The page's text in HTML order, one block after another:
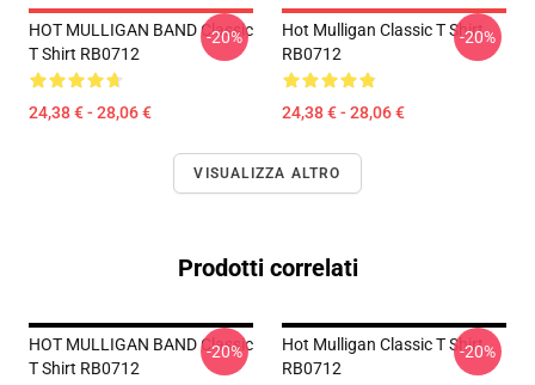
HOT MULLIGAN BAND Classic
T Shirt RB0712
24,38 € - 28,06 €
-20%
Hot Mulligan Classic T Shirt
RB0712
24,38 € - 28,06 €
-20%
VISUALIZZA ALTRO
Prodotti correlati
HOT MULLIGAN BAND Classic
T Shirt RB0712
-20%
Hot Mulligan Classic T Shirt
RB0712
-20%